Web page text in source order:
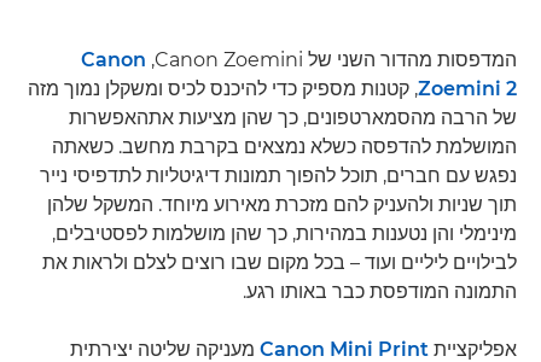
המדפסות מהדור השני של Canon Zoemini,‏
Canon
Zoemini 2, קטנות מספיק כדי להיכנס לכיס ומשקלן נמוך מזה
של הרבה מהסמארטפונים, כך שהן מציעות אתהאפשרות
המושלמת להדפסה כשלא נמצאים בקרבת מחשב. כשאתה
נפגש עם חברים, תוכל להפוך תמונות דיגיטליות לתדפיסי נייר
תוך שניות ולהעניק להם מזכרת מאירוע מיוחד. המשקל שלהן
מינימלי והן נטענות במהירות, כך שהן מושלמות לפסטיבלים,
לבילויים ליליים ועוד – בכל מקום שבו רוצים לצלם ולראות את
התמונה המודפסת כבר באותו רגע.
אפליקציית Canon Mini Print מעניקה שליטה יצירתית